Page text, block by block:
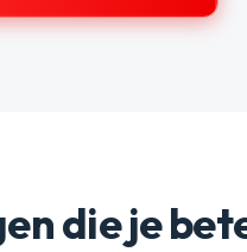
die je